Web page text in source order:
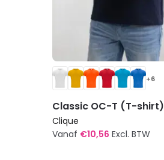
+6
Classic OC-T (T-shirt)
Clique
Vanaf €10,56 Excl. BTW